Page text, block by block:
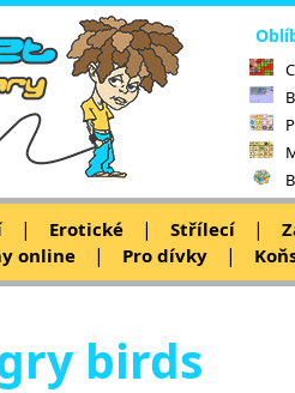
| Erotické | Střílecí |
online | Pro dívky |
birds